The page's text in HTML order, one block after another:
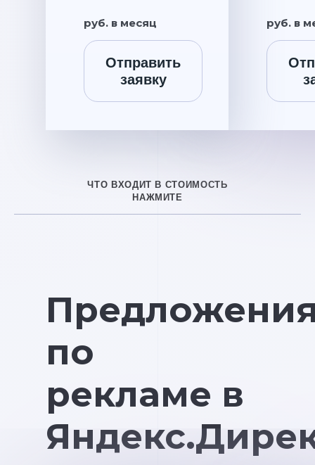
руб. в месяц
Отправить
заявку
руб. в
ЧТО ВХОДИТ В СТОИМОСТЬ
НАЖМИТЕ
по
рекламе в